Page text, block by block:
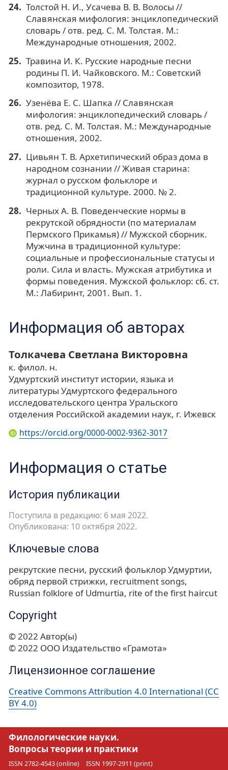
Толстой Н. И., Усачева В. В. Волосы //
Славянская мифология: энциклопедический
словарь / отв. ред. С. М. Толстая. М.:
Международные отношения, 2002.
Травина И. К. Русские народные песни
родины П. И. Чайковского. М.: Советский
композитор, 1978.
Узенёва Е. С. Шапка // Славянская
мифология: энциклопедический словарь /
отв. ред. С. М. Толстая. М.: Международные
отношения, 2002.
Цивьян Т. В. Архетипический образ дома в
народном сознании // Живая старина:
журнал о русском фольклоре и
традиционной культуре. 2000. № 2.
Черных А. В. Поведенческие нормы в
рекрутской обрядности (по материалам
Пермского Прикамья) // Мужской сборник.
Мужчина в традиционной культуре:
cоциальные и профессиональные статусы и
роли. Сила и власть. Мужская атрибутика и
формы поведения. Мужской фольклор: сб. ст.
М.: Лабиринт, 2001. Вып. 1.
Информация об авторах
Толкачева Светлана Викторовна
к. филол. н.
Удмуртский институт истории, языка и
литературы Удмуртского федерального
исследовательского центра Уральского
отделения Российской академии наук, г. Ижевск
https://orcid.org/0000-0002-9362-3017
Информация о статье
История публикации
Поступила в редакцию: 6 мая 2022.
Опубликована: 10 октября 2022.
Ключевые слова
рекрутские песни русский фольклор Удмуртии
обряд первой стрижки recruitment songs
Russian folklore of Udmurtia rite of the first haircut
Copyright
© 2022 Автор(ы)
© 2022 ООО Издательство «Грамота»
Лицензионное соглашение
Creative Commons Attribution 4.0 International (CC
BY 4.0)
Филологические науки.
Вопросы теории и практики
ISSN 2782-4543 (online) ISSN 1997-2911 (print)